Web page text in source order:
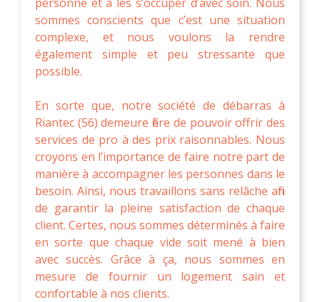
sommes conscients que c’est une situation
complexe, et nous voulons la rendre
également simple et peu stressante que
possible.
En sorte que, notre société de débarras à
Riantec (56) demeure fière de pouvoir offrir des
services de pro à des prix raisonnables. Nous
croyons en l’importance de faire notre part de
manière à accompagner les personnes dans le
besoin. Ainsi, nous travaillons sans relâche afin
de garantir la pleine satisfaction de chaque
client. Certes, nous sommes déterminés à faire
en sorte que chaque vide soit mené à bien
avec succès. Grâce à ça, nous sommes en
mesure de fournir un logement sain et
confortable à nos clients.